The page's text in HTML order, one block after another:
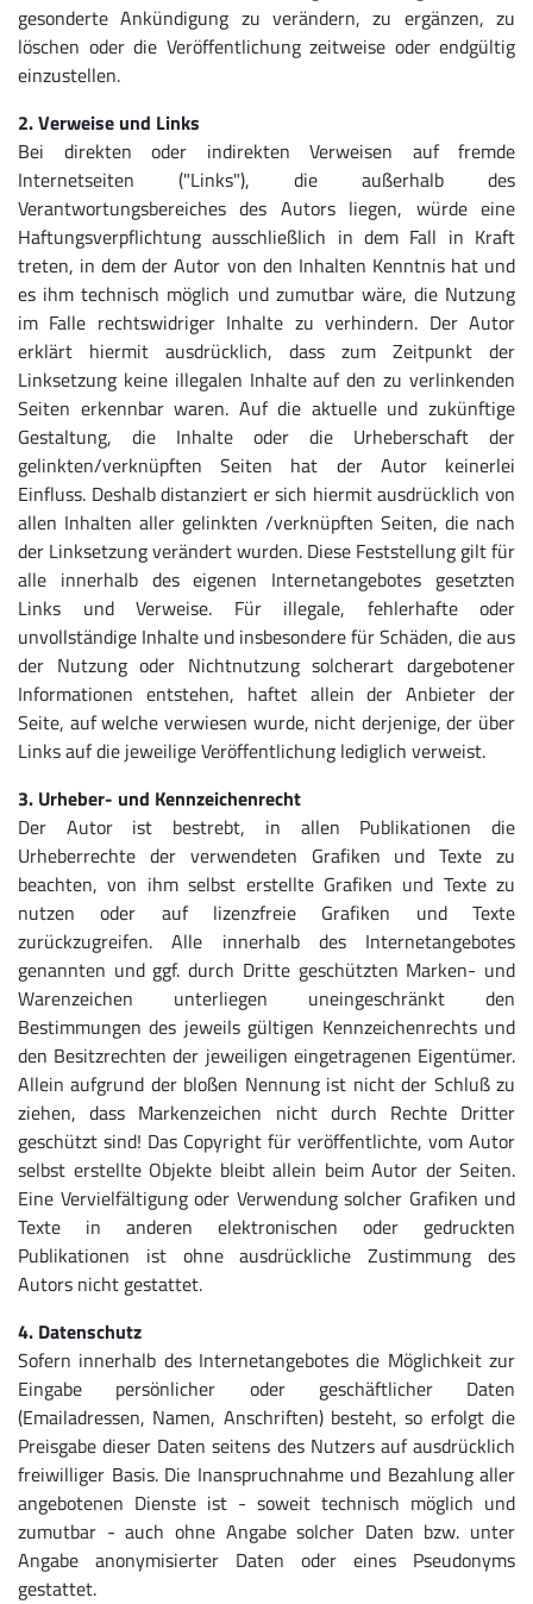
gesonderte Ankündigung zu verändern, zu ergänzen, zu
löschen oder die Veröffentlichung zeitweise oder endgültig
einzustellen.
2. Verweise und Links
Bei direkten oder indirekten Verweisen auf fremde
Internetseiten ("Links"), die außerhalb des
Verantwortungsbereiches des Autors liegen, würde eine
Haftungsverpflichtung ausschließlich in dem Fall in Kraft
treten, in dem der Autor von den Inhalten Kenntnis hat und
es ihm technisch möglich und zumutbar wäre, die Nutzung
im Falle rechtswidriger Inhalte zu verhindern. Der Autor
erklärt hiermit ausdrücklich, dass zum Zeitpunkt der
Linksetzung keine illegalen Inhalte auf den zu verlinkenden
Seiten erkennbar waren. Auf die aktuelle und zukünftige
Gestaltung, die Inhalte oder die Urheberschaft der
gelinkten/verknüpften Seiten hat der Autor keinerlei
Einfluss. Deshalb distanziert er sich hiermit ausdrücklich von
allen Inhalten aller gelinkten /verknüpften Seiten, die nach
der Linksetzung verändert wurden. Diese Feststellung gilt für
alle innerhalb des eigenen Internetangebotes gesetzten
Links und Verweise. Für illegale, fehlerhafte oder
unvollständige Inhalte und insbesondere für Schäden, die aus
der Nutzung oder Nichtnutzung solcherart dargebotener
Informationen entstehen, haftet allein der Anbieter der
Seite, auf welche verwiesen wurde, nicht derjenige, der über
Links auf die jeweilige Veröffentlichung lediglich verweist.
3. Urheber- und Kennzeichenrecht
Der Autor ist bestrebt, in allen Publikationen die
Urheberrechte der verwendeten Grafiken und Texte zu
beachten, von ihm selbst erstellte Grafiken und Texte zu
nutzen oder auf lizenzfreie Grafiken und Texte
zurückzugreifen. Alle innerhalb des Internetangebotes
genannten und ggf. durch Dritte geschützten Marken- und
Warenzeichen unterliegen uneingeschränkt den
Bestimmungen des jeweils gültigen Kennzeichenrechts und
den Besitzrechten der jeweiligen eingetragenen Eigentümer.
Allein aufgrund der bloßen Nennung ist nicht der Schluß zu
ziehen, dass Markenzeichen nicht durch Rechte Dritter
geschützt sind! Das Copyright für veröffentlichte, vom Autor
selbst erstellte Objekte bleibt allein beim Autor der Seiten.
Eine Vervielfältigung oder Verwendung solcher Grafiken und
Texte in anderen elektronischen oder gedruckten
Publikationen ist ohne ausdrückliche Zustimmung des
Autors nicht gestattet.
4. Datenschutz
Sofern innerhalb des Internetangebotes die Möglichkeit zur
Eingabe persönlicher oder geschäftlicher Daten
(Emailadressen, Namen, Anschriften) besteht, so erfolgt die
Preisgabe dieser Daten seitens des Nutzers auf ausdrücklich
freiwilliger Basis. Die Inanspruchnahme und Bezahlung aller
angebotenen Dienste ist - soweit technisch möglich und
zumutbar - auch ohne Angabe solcher Daten bzw. unter
Angabe anonymisierter Daten oder eines Pseudonyms
gestattet.